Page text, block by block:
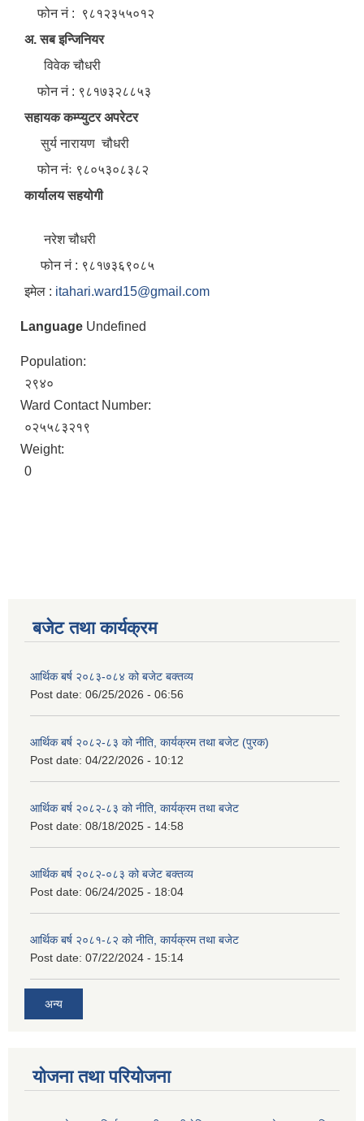
फोन नं : ९८१२३५५०१२
अ. सब इन्जिनियर
विवेक चौधरी
फोन नं : ९८१७३२८८५३
सहायक कम्प्युटर अपरेटर
सुर्य नारायण चौधरी
फोन नंः ९८०५३०८३८२
कार्यालय सहयोगी
नरेश चौधरी
फोन नं : ९८१७३६९०८५
इमेल : itahari.ward15@gmail.com
Language Undefined
Population:
२९४०
Ward Contact Number:
०२५५८३२१९
Weight:
0
बजेट तथा कार्यक्रम
आर्थिक बर्ष २०८३-०८४ को बजेट बक्तव्य
Post date: 06/25/2026 - 06:56
आर्थिक बर्ष २०८२-८३ को नीति, कार्यक्रम तथा बजेट (पुरक)
Post date: 04/22/2026 - 10:12
आर्थिक बर्ष २०८२-८३ को नीति, कार्यक्रम तथा बजेट
Post date: 08/18/2025 - 14:58
आर्थिक बर्ष २०८२-०८३ को बजेट बक्तव्य
Post date: 06/24/2025 - 18:04
आर्थिक बर्ष २०८१-८२ को नीति, कार्यक्रम तथा बजेट
Post date: 07/22/2024 - 15:14
अन्य
योजना तथा परियोजना